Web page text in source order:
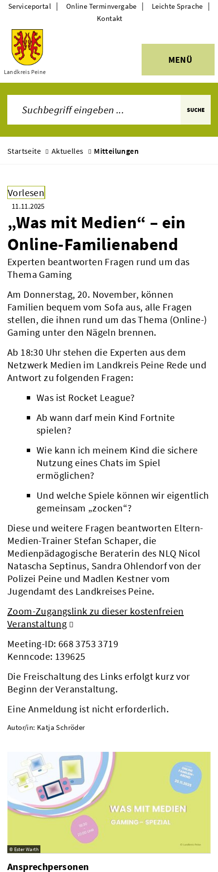
Themen
Landkreis Peine
MENÜ
Serviceportal | Online Terminvergabe | Leichte Sprache |
Kontakt
SUCHE
Startseite Aktuelles Mitteilungen
Vorlesen
11.11.2025
„Was mit Medien“ – ein
Online-Familienabend
Experten beantworten Fragen rund um das
Thema Gaming
Am Donnerstag, 20. November, können
Familien bequem vom Sofa aus, alle Fragen
stellen, die ihnen rund um das Thema (Online-)
Gaming unter den Nägeln brennen.
Ab 18:30 Uhr stehen die Experten aus dem
Netzwerk Medien im Landkreis Peine Rede und
Antwort zu folgenden Fragen:
Was ist Rocket League?
Ab wann darf mein Kind Fortnite
spielen?
Wie kann ich meinem Kind die sichere
Nutzung eines Chats im Spiel
ermöglichen?
Und welche Spiele können wir eigentlich
gemeinsam „zocken“?
Diese und weitere Fragen beantworten Eltern-
Medien-Trainer Stefan Schaper, die
Medienpädagogische Beraterin des NLQ Nicol
Natascha Septinus, Sandra Ohlendorf von der
Polizei Peine und Madlen Kestner vom
Jugendamt des Landkreises Peine.
Zoom-Zugangslink zu dieser kostenfreien
Veranstaltung
Meeting-ID: 668 3753 3719
Kenncode: 139625
Die Freischaltung des Links erfolgt kurz vor
Beginn der Veranstaltung.
Eine Anmeldung ist nicht erforderlich.
Autor/in: Katja Schröder
© Ester Warth
Ansprechpersonen